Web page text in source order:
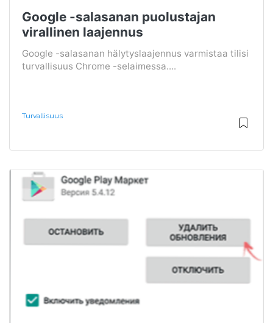
Google -salasanan puolustajan
virallinen laajennus
Google -salasanan hälytyslaajennus varmistaa tilisi
turvallisuus Chrome -selaimessa....
Turvallisuus